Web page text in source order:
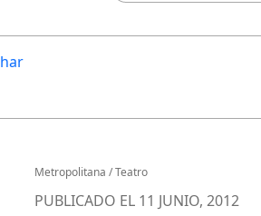
Metropolitana /Teatro
PUBLICADO EL 11 JUNIO, 2012